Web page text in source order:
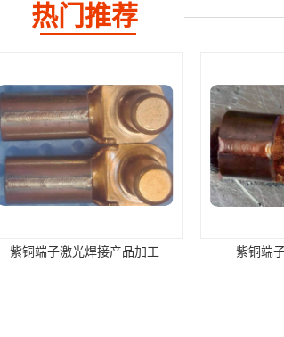
热门推荐
紫铜端子激光焊接产品加工 紫铜端